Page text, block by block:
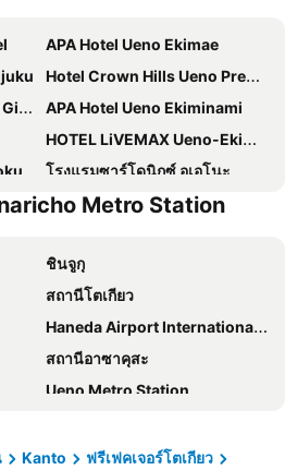
APA Hotel Ueno Ekimae
Hotel Crown Hills Ueno Premier
APA Hotel Ueno Ekiminami
HOTEL LiVEMAX Ueno-Ekimae
โรงแรมซาร์โดนิกซ์ อุเอโนะ
โรงแรมฮาร์ทตัน ฮิกาชิชินากาวะ
Keisei Richmond Hotel Tokyo Oshiage
Tosei Hotel Cocone Ueno
Tosei Hotel Cocone Ueno Okachimachi
โรงแรมชินจูกุ วอชิงตัน เมน
กิ
Hotel Villa Fontaine Grand Haneda Airport
จิ
HOTEL LiVEMAX Shinjuku Kabukicho
Metro Station
ชินจูกุ
สถานีโตเกียว
Haneda Airport International Terminal Station
สถานีอาซาคุสะ
Ueno Metro Station
Shibuya
Kanto
ฟรีเฟคเจอร์โตเกียว